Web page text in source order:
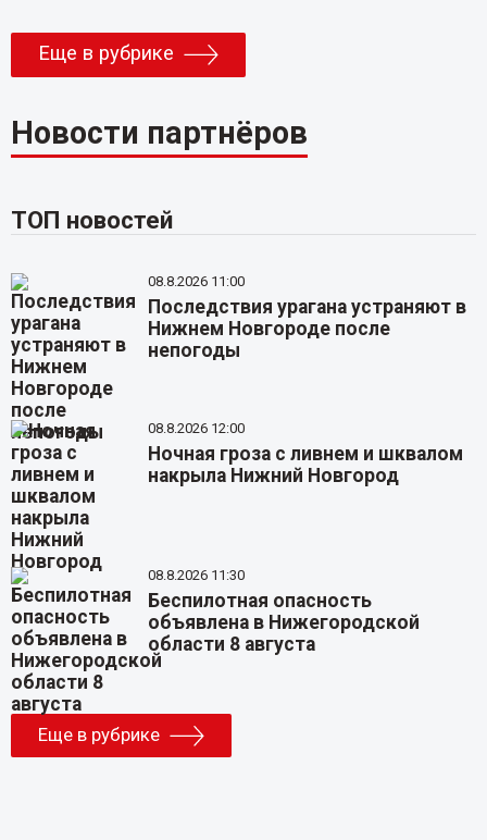
Еще в рубрике
Новости партнёров
ТОП новостей
08.8.2026 11:00
Последствия урагана устраняют в
Нижнем Новгороде после
непогоды
08.8.2026 12:00
Ночная гроза с ливнем и шквалом
накрыла Нижний Новгород
08.8.2026 11:30
Беспилотная опасность
объявлена в Нижегородской
области 8 августа
Еще в рубрике